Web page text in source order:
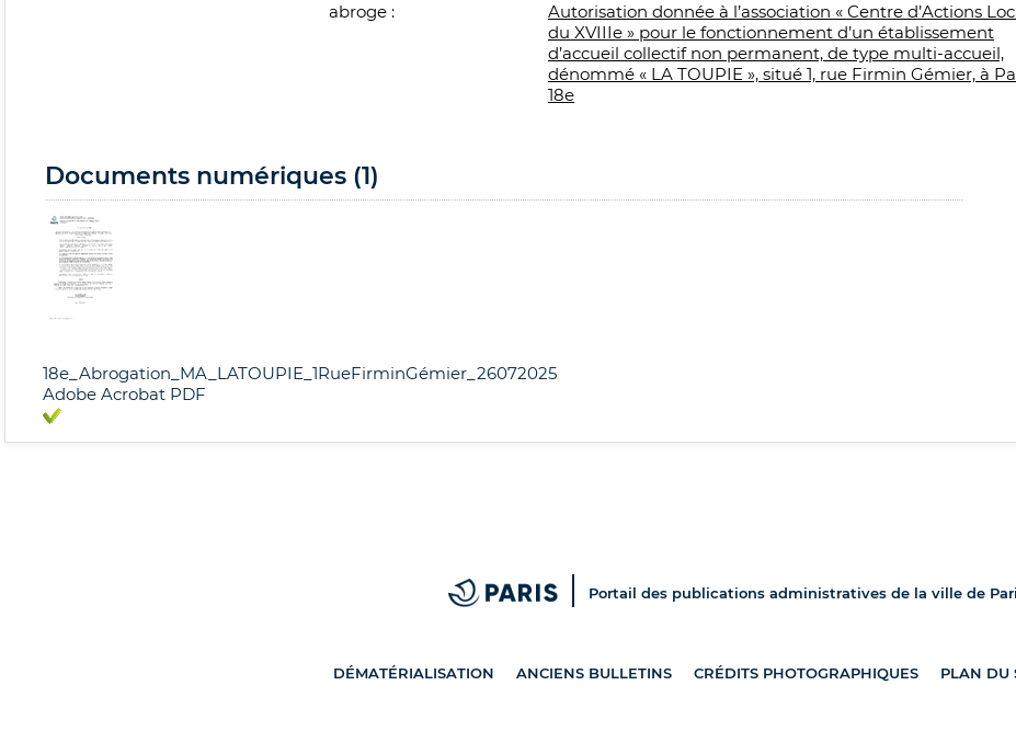
abroge :
Autorisation donnée à l’association « Centre d’Actions
du XVIIIe » pour le fonctionnement d’un établissement
d’accueil collectif non permanent, de type multi-accueil,
dénommé « LA TOUPIE », situé 1, rue Firmin Gémier, à
18e
Documents numériques (1)
18e_Abrogation_MA_LATOUPIE_1RueFirminGémier_26072025
Adobe Acrobat PDF
Portail des publications administratives de la ville de
DÉMATÉRIALISATION ANCIENS BULLETINS CRÉDITS PHOTOGRAPHIQUES PLAN DU